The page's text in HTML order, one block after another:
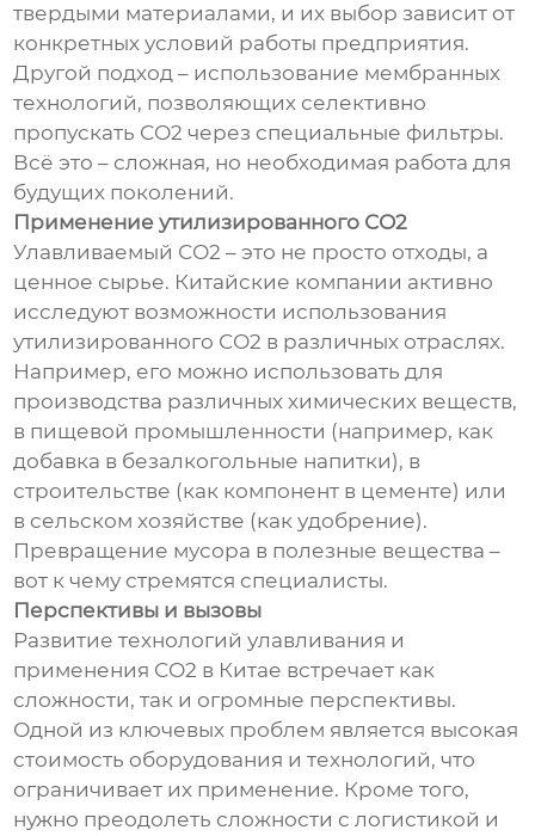
твердыми материалами, и их выбор зависит от
конкретных условий работы предприятия.
Другой подход – использование мембранных
технологий, позволяющих селективно
пропускать СО2 через специальные фильтры.
Всё это – сложная, но необходимая работа для
будущих поколений.
Применение утилизированного СО2
Улавливаемый СО2 – это не просто отходы, а
ценное сырье. Китайские компании активно
исследуют возможности использования
утилизированного СО2 в различных отраслях.
Например, его можно использовать для
производства различных химических веществ,
в пищевой промышленности (например, как
добавка в безалкогольные напитки), в
строительстве (как компонент в цементе) или
в сельском хозяйстве (как удобрение).
Превращение мусора в полезные вещества –
вот к чему стремятся специалисты.
Перспективы и вызовы
Развитие технологий улавливания и
применения СО2 в Китае встречает как
сложности, так и огромные перспективы.
Одной из ключевых проблем является высокая
стоимость оборудования и технологий, что
ограничивает их применение. Кроме того,
нужно преодолеть сложности с логистикой и